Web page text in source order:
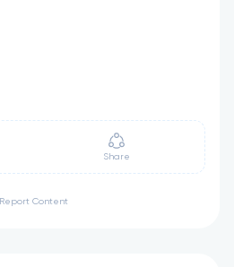
Share
Report Content